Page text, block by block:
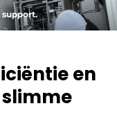
support.
en